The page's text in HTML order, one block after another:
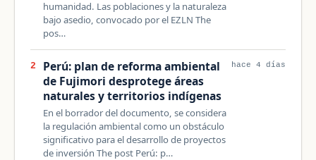
humanidad. Las poblaciones y la naturaleza
bajo asedio, convocado por el EZLN The
pos…
2
Perú: plan de reforma ambiental
de Fujimori desprotege áreas
naturales y territorios indígenas
En el borrador del documento, se considera
la regulación ambiental como un obstáculo
significativo para el desarrollo de proyectos
de inversión The post Perú: p…
hace 4 días